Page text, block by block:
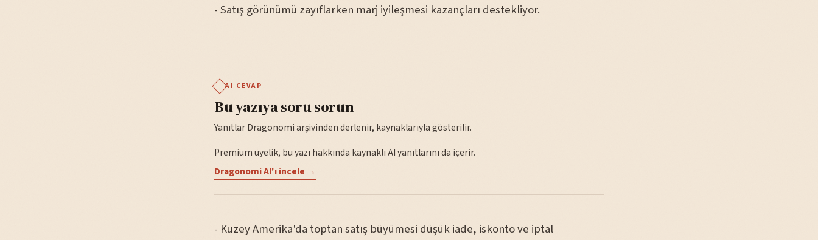
- Satış görünümü zayıflarken marj iyileşmesi kazançları destekliyor.
AI CEVAP
Bu yazıya soru sorun
Yanıtlar Dragonomi arşivinden derlenir, kaynaklarıyla gösterilir.
Premium üyelik, bu yazı hakkında kaynaklı AI yanıtlarını da içerir.
Dragonomi AI'ı incele →
- Kuzey Amerika'da toptan satış büyümesi düşük iade, iskonto ve iptal